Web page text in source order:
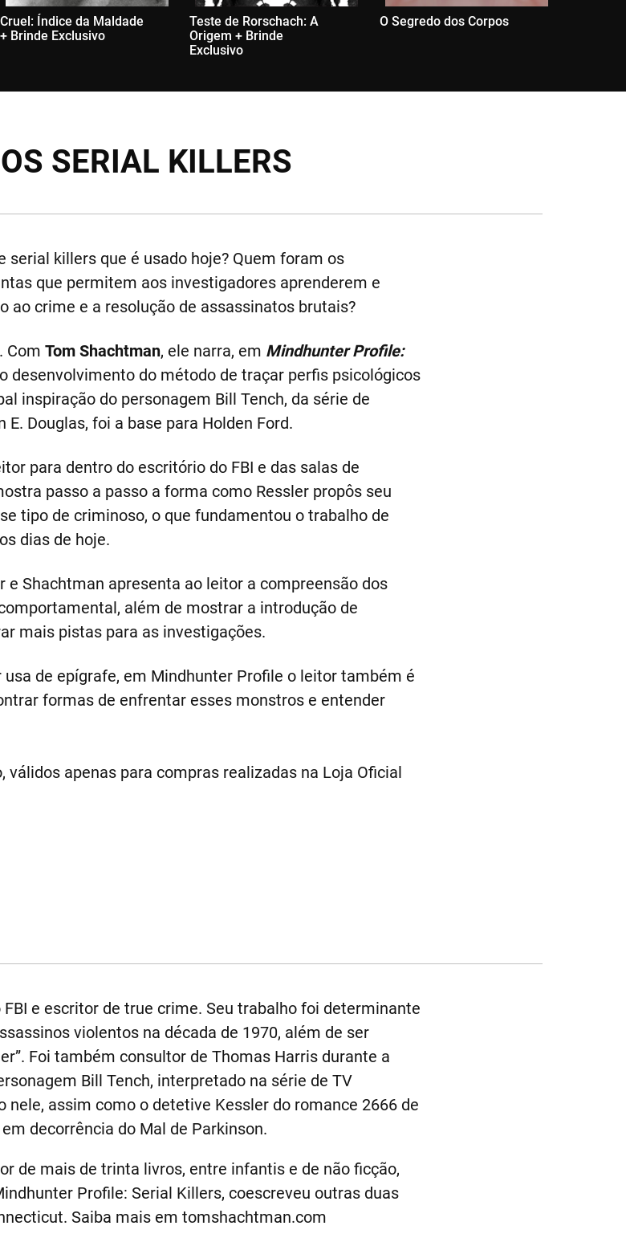
Cruel: Índice da Maldade
+ Brinde Exclusivo
Teste de Rorschach: A
Origem + Brinde
Exclusivo
O Segredo dos Corpos
SERIAL KILLERS
killers que é usado hoje? Quem foram os
que permitem aos investigadores aprenderem e
ao crime e a resolução de assassinatos brutais?
Com Tom Shachtman, ele narra, em Mindhunter Profile:
desenvolvimento do método de traçar perfis psicológicos
inspiração do personagem Bill Tench, da série de
Douglas, foi a base para Holden Ford.
para dentro do escritório do FBI e das salas de
passo a passo a forma como Ressler propôs seu
tipo de criminoso, o que fundamentou o trabalho de
dias de hoje.
Shachtman apresenta ao leitor a compreensão dos
além de mostrar a introdução de
mais pistas para as investigações.
de epígrafe, em Mindhunter Profile o leitor também é
formas de enfrentar esses monstros e entender
apenas para compras realizadas na Loja Oficial
e escritor de true crime. Seu trabalho foi determinante
violentos na década de 1970, além de ser
Foi também consultor de Thomas Harris durante a
Bill Tench, interpretado na série de TV
nele, assim como o detetive Kessler do romance 2666 de
decorrência do Mal de Parkinson.
de mais de trinta livros, entre infantis e de não ficção,
Profile: Serial Killers, coescreveu outras duas
Saiba mais em tomshachtman.com